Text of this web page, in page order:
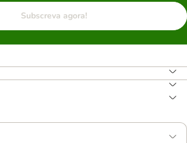
Subscreva agora!